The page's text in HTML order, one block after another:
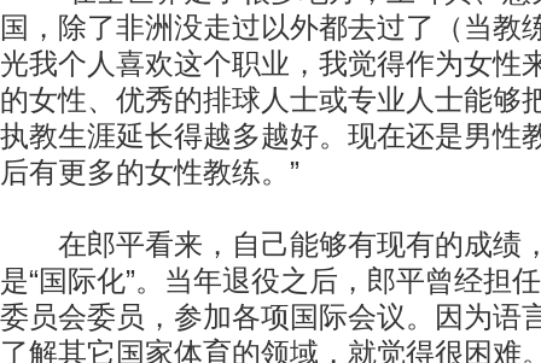
国，除了非洲没走过以外都去过了（当教
光我个人喜欢这个职业，我觉得作为女性
的女性、优秀的排球人士或专业人士能够
执教生涯延长得越多越好。现在还是男性
后有更多的女性教练。”
在郎平看来，自己能够有现有的成绩
是“国际化”。当年退役之后，郎平曾经担
委员会委员，参加各项国际会议。因为语
了解其它国家体育的领域，就觉得很困难